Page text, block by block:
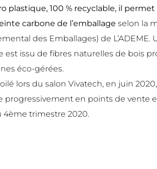
plastique, 100 % recyclable, il
carbone de l’emballage selon la
des Emballages) de L’ADEME.
est issu de fibres naturelles de bois
éco-gérées.
lors du salon Vivatech, en juin
progressivement en points de vente
4ème trimestre 2020.